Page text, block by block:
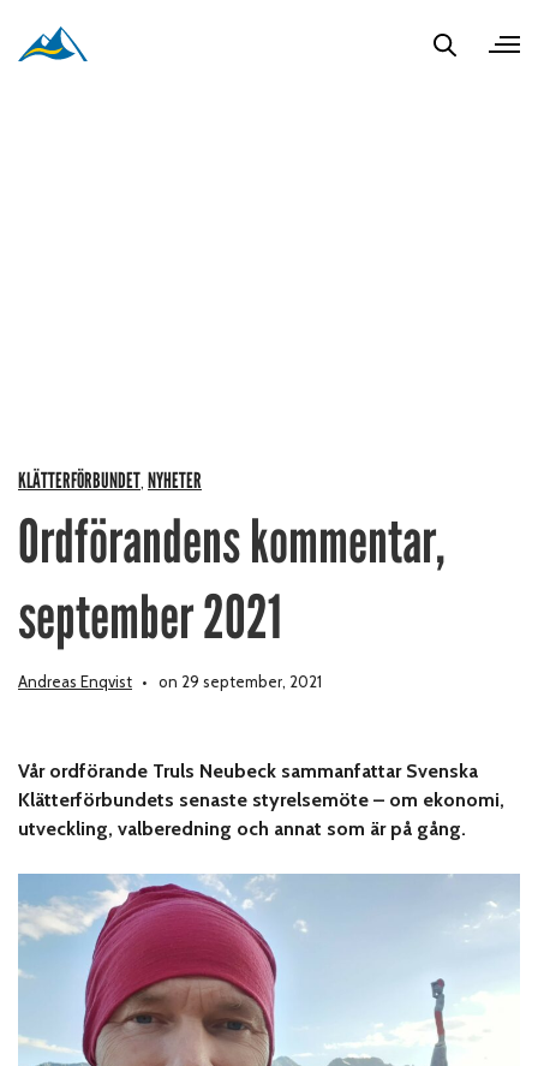
KLÄTTERFÖRBUNDET NYHETER
Ordförandens kommentar,
september 2021
Andreas Enqvist on 29 september, 2021
Vår ordförande Truls Neubeck sammanfattar Svenska
Klätterförbundets senaste styrelsemöte – om ekonomi,
utveckling, valberedning och annat som är på gång.